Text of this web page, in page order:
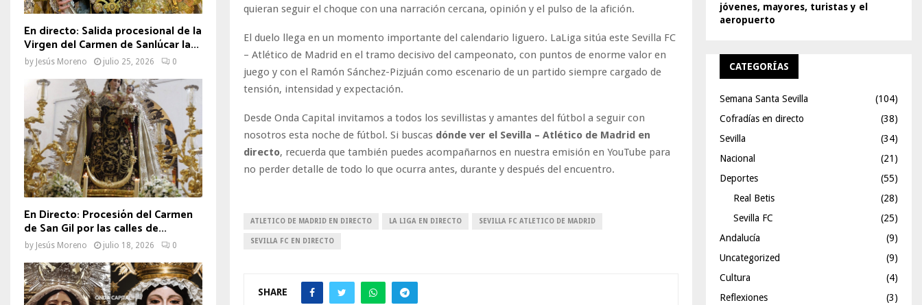
quieran seguir el choque con una narración cercana, opinión y el pulso de la afición.
El duelo llega en un momento importante del calendario liguero. LaLiga sitúa este Sevilla FC
– Atlético de Madrid en el tramo decisivo del campeonato, con puntos de enorme valor en
juego y con el Ramón Sánchez-Pizjuán como escenario de un partido siempre cargado de
tensión, intensidad y expectación.
Desde Onda Capital invitamos a todos los sevillistas y amantes del fútbol a seguir con
nosotros esta noche de fútbol. Si buscas dónde ver el Sevilla – Atlético de Madrid en
directo, recuerda que también puedes acompañarnos en nuestra emisión en YouTube para
no perder detalle de todo lo que ocurra antes, durante y después del encuentro.
ATLETICO DE MADRID EN DIRECTO LA LIGA EN DIRECTO SEVILLA FC ATLETICO DE MADRID
SEVILLA FC EN DIRECTO
SHARE
En directo: Salida procesional de la
Virgen del Carmen de Sanlúcar la...
by Jesús Moreno julio 25, 2026 0
En Directo: Procesión del Carmen
de San Gil por las calles de...
by Jesús Moreno julio 18, 2026 0
jóvenes, mayores, turistas y el
aeropuerto
CATEGORÍAS
Semana Santa Sevilla
(104)
Cofradías en directo
(38)
Sevilla
(34)
Nacional
(21)
Deportes
(55)
Real Betis
(28)
Sevilla FC
(25)
Andalucía
(9)
Uncategorized
(9)
Cultura
(4)
Reflexiones
(3)